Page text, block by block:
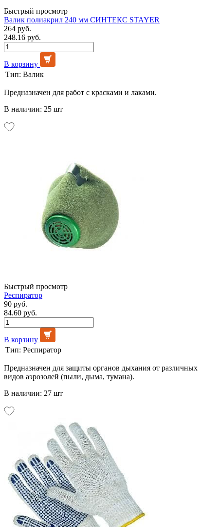
Быстрый просмотр
Валик полиакрил 240 мм СИНТЕКС STAYER
264 руб.
248.16 руб.
В корзину
Тип: Валик
Предназначен для работ с красками и лаками.
В наличии: 25 шт
Быстрый просмотр
Респиратор
90 руб.
84.60 руб.
В корзину
Тип: Респиратор
Предназначен для защиты органов дыхания от различных
видов аэрозолей (пыли, дыма, тумана).
В наличии: 27 шт